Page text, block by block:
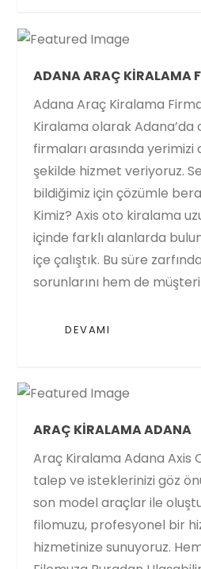
ADANA ARAÇ KIRALAMA
Adana Araç Kiralama
Kiralama olarak
firmaları arasında yerimizi
şekilde hizmet veriyoruz.
bildiğimiz için çözümle
Kimiz? Axis oto kiralama
içinde farklı alanlarda
içe çalıştık. Bu süre
sorunlarını hem de
DEVAMI
ARAÇ KIRALAMA ADANA
Araç Kiralama Adana Axis
talep ve isteklerinizi göz
son model araçlar ile
filomuzu, profesyonel bir
hizmetinize sunuyoruz.